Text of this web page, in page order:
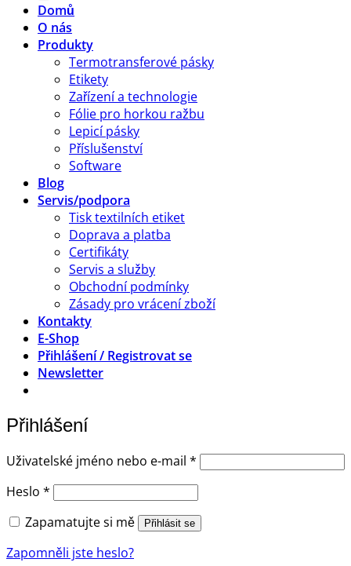
Domů
O nás
Produkty
Termotransferové pásky
Etikety
Zařízení a technologie
Fólie pro horkou ražbu
Lepicí pásky
Příslušenství
Software
Blog
Servis/podpora
Tisk textilních etiket
Doprava a platba
Certifikáty
Servis a služby
Obchodní podmínky
Zásady pro vrácení zboží
Kontakty
E-Shop
Přihlášení / Registrovat se
Newsletter
Přihlášení
Uživatelské jméno nebo e-mail * Povinné
Heslo * Povinné
Zapamatujte si mě
Přihlásit se
Zapomněli jste heslo?